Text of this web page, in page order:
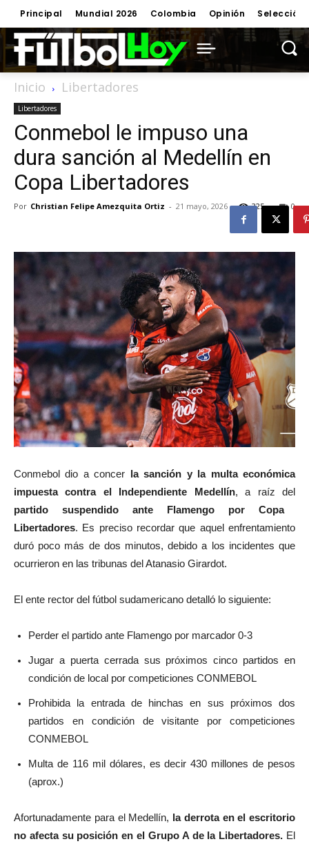
Principal Mundial 2026 Colombia Opinión Selección
Inicio Libertadores
Libertadores
Conmebol le impuso una
dura sanción al Medellín en
Copa Libertadores
Por Christian Felipe Amezquita Ortiz - 21 mayo, 2026 0
325
Conmebol dio a concer la sanción y la multa económica
impuesta contra el Independiente Medellín, a raíz del
partido suspendido ante Flamengo por Copa
Libertadores. Es preciso recordar que aquel enfrentamiento
duró poco más de dos minutos, debido a los incidentes que
ocurrieron en las tribunas del Atanasio Girardot.
El ente rector del fútbol sudamericano detalló lo siguiente:
Perder el partido ante Flamengo por marcador 0-3
Jugar a puerta cerrada sus próximos cinco partidos en
condición de local por competiciones CONMEBOL
Prohibida la entrada de hinchas en sus próximos dos
partidos en condición de visitante por competiciones
CONMEBOL
Multa de 116 mil dólares, es decir 430 millones de pesos
(aprox.)
Afortunadamente para el Medellín, la derrota en el escritorio
no afecta su posición en el Grupo A de la Libertadores. El